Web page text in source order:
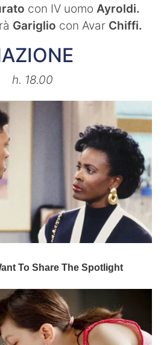
con IV uomo Ayroldi.
Gariglio con Avar Chiffi.
h. 18.00